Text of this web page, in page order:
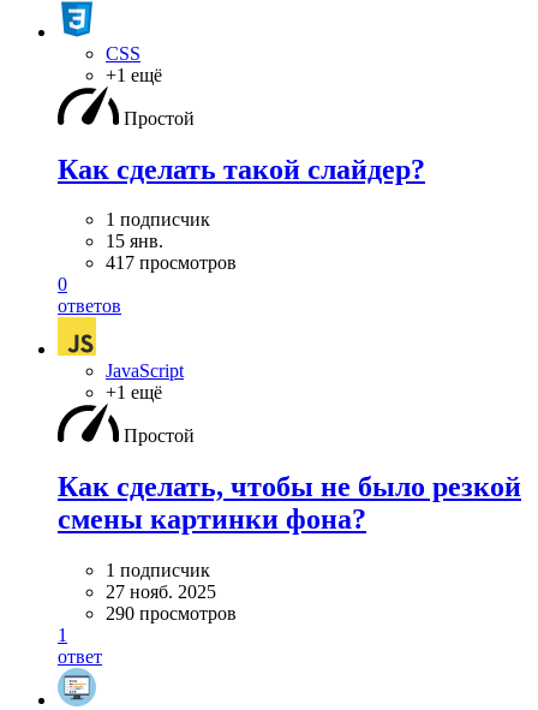
CSS
+1 ещё
Простой
Как сделать такой слайдер?
1 подписчик
15 янв.
417 просмотров
0
ответов
JavaScript
+1 ещё
Простой
Как сделать, чтобы не было резкой
смены картинки фона?
1 подписчик
27 нояб. 2025
290 просмотров
1
ответ